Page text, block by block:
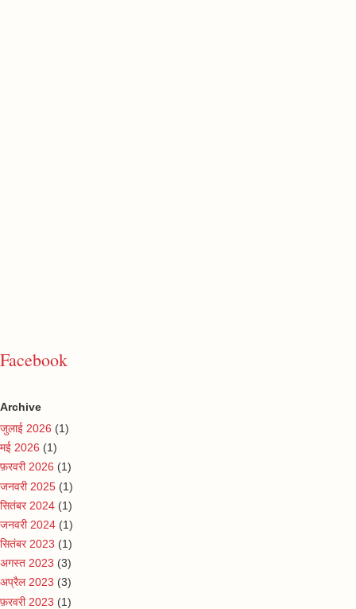
Facebook
Archive
जुलाई 2026 (1)
मई 2026 (1)
फ़रवरी 2026 (1)
जनवरी 2025 (1)
सितंबर 2024 (1)
जनवरी 2024 (1)
सितंबर 2023 (1)
अगस्त 2023 (3)
अप्रैल 2023 (3)
फ़रवरी 2023 (1)